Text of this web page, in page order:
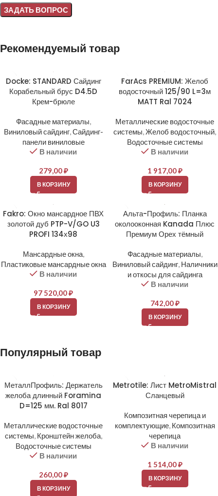
Рекомендуемый товар
Docke: STANDARD Сайдинг
Корабельный брус D4.5D
Крем-брюле
Фасадные материалы,
Виниловый сайдинг,Сайдинг-
панели виниловые
В наличии
279,00₽
В КОРЗИНУ
FarAcs PREMIUM: Желоб
водосточный 125/90 L=3м
MATT Ral 7024
Металлические водосточные
системы,Желоб водосточный,
Водосточные системы
В наличии
1 917,00₽
В КОРЗИНУ
Fakro: Окно мансардное ПВХ
золотой дуб PTP-V/GO U3
PROFI 134х98
Мансардные окна,
Пластиковые мансардные окна
В наличии
97 520,00₽
В КОРЗИНУ
Альта-Профиль: Планка
околооконная Kanada Плюс
Премиум Орех тёмный
Фасадные материалы,
Виниловый сайдинг, Наличники
и откосы для сайдинга
В наличии
742,00₽
В КОРЗИНУ
Популярный товар
МеталлПрофиль: Держатель
желоба длинный Foramina
D=125 мм. Ral 8017
Металлические водосточные
системы, Кронштейн желоба,
Водосточные системы
В наличии
260,00₽
В КОРЗИНУ
Metrotile: Лист MetroMistral
Сланцевый
Композитная черепица и
комплектующие, Композитная
черепица
В наличии
1 514,00₽
В КОРЗИНУ